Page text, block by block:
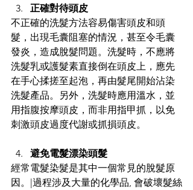
正確對待頭皮
不正確的洗髮方法容易傷害頭皮和頭
髮，出現毛囊阻塞的情況，甚至令毛囊
發炎，造成脫髮問題。洗髮時，不應將
洗髮乳或護髮素直接倒在頭皮上，應先
在手心揉搓至起泡，再由髮尾開始沾染
洗髮產品。另外，洗髮時應用溫水，並
用指腹按摩頭皮，而非用指甲抓，以免
刺激頭皮過度代謝或抓損頭皮。
避免電髮漂染頭髮
經常電髮染髮是其中一個常見的脫髮原
因。|過程涉及大量的化學品, 會破壞髮絲